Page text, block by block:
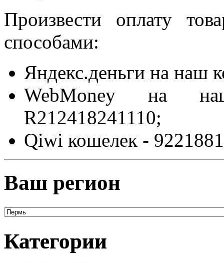
Произвести оплату
способами:
Яндекс.деньги на наш
WebMoney на
R212418241110;
Qiwi кошелек -
Ваш регион
Категории